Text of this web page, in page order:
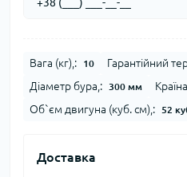
Вага (кг),: 10 Гарантійний
Діаметр бура,: 300 мм
Об`єм двигуна (куб. см),: 52
Доставка